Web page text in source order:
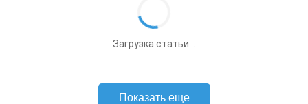
Загрузка статьи...
Показать еще